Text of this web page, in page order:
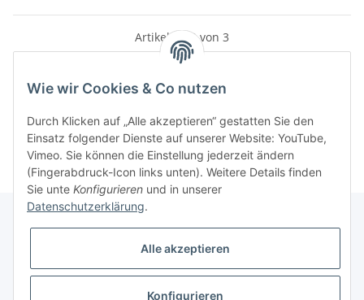
Artikel 1 - 3 von 3
Kategorien
Wie wir Cookies & Co nutzen
Durch Klicken auf „Alle akzeptieren“ gestatten Sie den
Einsatz folgender Dienste auf unserer Website: YouTube,
Vimeo. Sie können die Einstellung jederzeit ändern
(Fingerabdruck-Icon links unten). Weitere Details finden
Sie unte Konfigurieren und in unserer
Datenschutzerklärung.
Alle akzeptieren
Konfigurieren